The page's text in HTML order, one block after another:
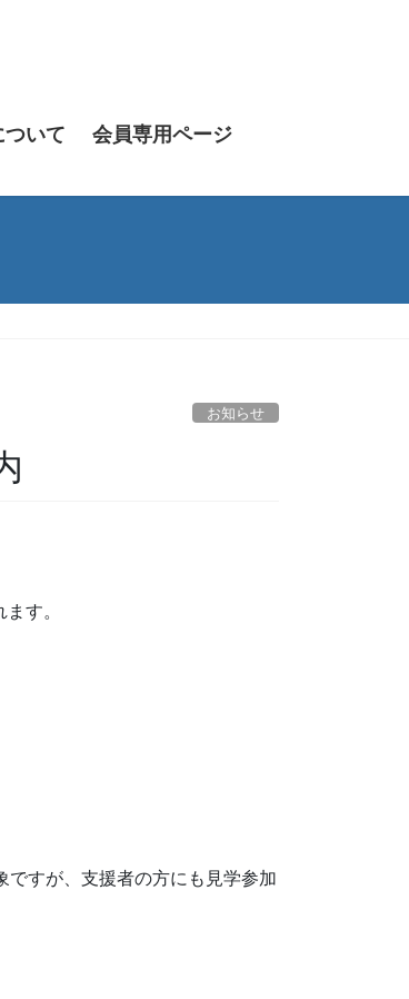
ついて 会員専用ページ
お知らせ
す。
すが、支援者の方にも見学参加